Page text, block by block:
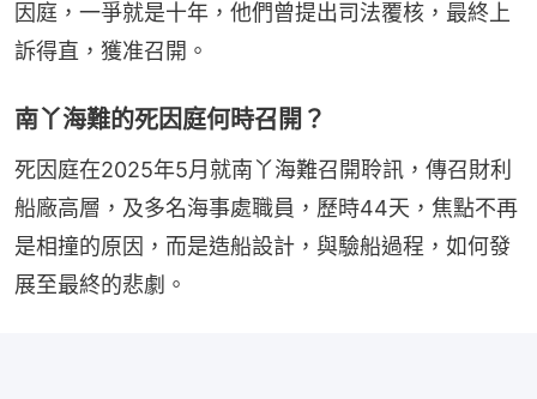
因庭，一爭就是十年，他們曾提出司法覆核，最終上
訴得直，獲准召開。
南丫海難的死因庭何時召開？
死因庭在2025年5月就南丫海難召開聆訊，傳召財利
船廠高層，及多名海事處職員，歷時44天，焦點不再
是相撞的原因，而是造船設計，與驗船過程，如何發
展至最終的悲劇。